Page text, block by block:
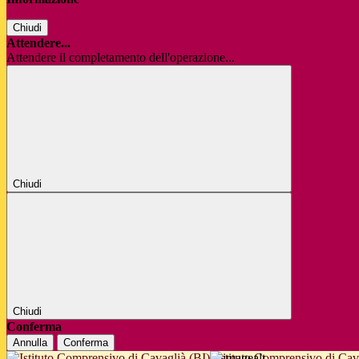
Chiudi
Attendere...
Attendere il completamento dell'operazione...
Chiudi
Chiudi
Conferma
Annulla Conferma